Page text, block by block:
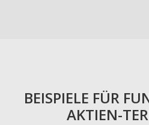
BEISPIELE FÜR
AKTIEN-